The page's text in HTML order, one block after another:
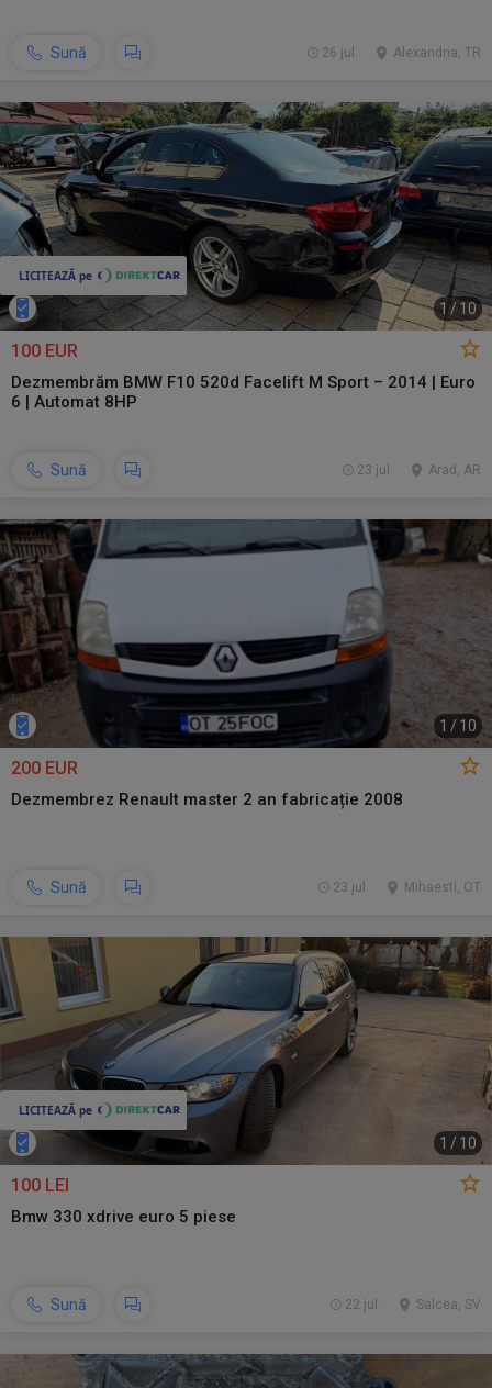
Sună Alexandria, TR
26 jul.
1 / 10
100 EUR
Dezmembrăm BMW F10 520d Facelift M Sport – 2014 | Euro
6 | Automat 8HP
Sună Arad, AR
23 jul.
1 / 10
200 EUR
Dezmembrez Renault master 2 an fabricație 2008
Sună Mihaesti, OT
23 jul.
1 / 10
100 LEI
Bmw 330 xdrive euro 5 piese
Sună Salcea, SV
22 jul.